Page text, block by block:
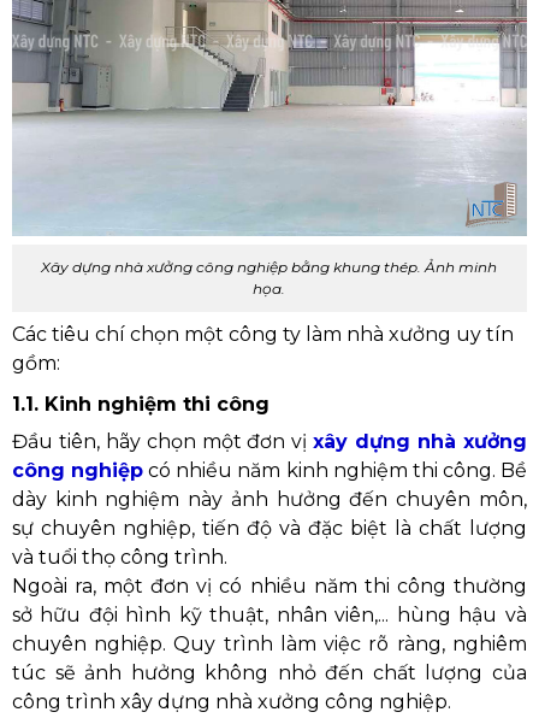
Xây dựng nhà xưởng công nghiệp bằng khung thép. Ảnh minh
họa.
Các tiêu chí chọn một công ty làm nhà xưởng uy tín
gồm:
1.1. Kinh nghiệm thi công
Đầu tiên, hãy chọn một đơn vịxây dựng nhà xưởng
công nghiệp có nhiều năm kinh nghiệm thi công. Bề
dày kinh nghiệm này ảnh hưởng đến chuyên môn,
sự chuyên nghiệp, tiến độ và đặc biệt là chất lượng
và tuổi thọ công trình.
Ngoài ra, một đơn vị có nhiều năm thi công thường
sở hữu đội hình kỹ thuật, nhân viên,... hùng hậu và
chuyên nghiệp. Quy trình làm việc rõ ràng, nghiêm
túc sẽ ảnh hưởng không nhỏ đến chất lượng của
công trình xây dựng nhà xưởng công nghiệp.